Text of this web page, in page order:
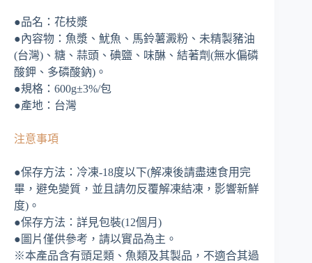
●品名：花枝漿
●內容物：魚漿、魷魚、馬鈴薯澱粉、未精製豬油
(台灣)、糖、蒜頭、碘鹽、味醂、結著劑(無水偏磷
酸鉀、多磷酸鈉)。
●規格：600g±3%/包
●產地：台灣
注意事項
●保存方法：冷凍-18度以下(解凍後請盡速食用完
畢，避免變質，並且請勿反覆解凍結凍，影響新鮮
度)。
●保存方法：詳見包裝(12個月)
●圖片僅供參考，請以實品為主。
※本產品含有頭足類、魚類及其製品，不適合其過